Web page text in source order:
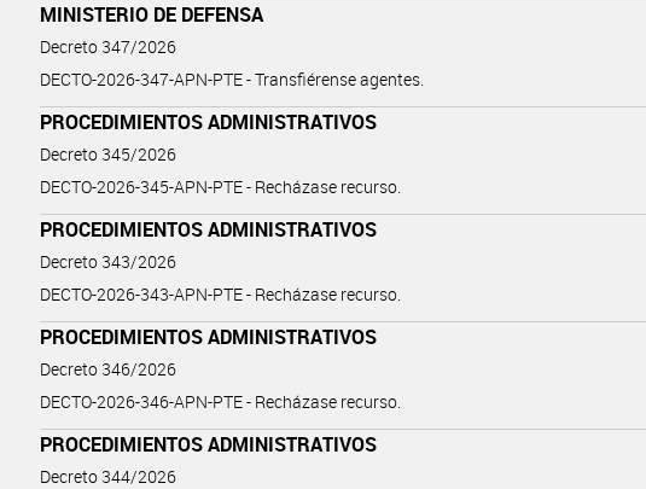
MINISTERIO DE DEFENSA
Decreto 347/2026
DECTO-2026-347-APN-PTE - Transfiérense agentes.
PROCEDIMIENTOS ADMINISTRATIVOS
Decreto 345/2026
DECTO-2026-345-APN-PTE - Recházase recurso.
PROCEDIMIENTOS ADMINISTRATIVOS
Decreto 343/2026
DECTO-2026-343-APN-PTE - Recházase recurso.
PROCEDIMIENTOS ADMINISTRATIVOS
Decreto 346/2026
DECTO-2026-346-APN-PTE - Recházase recurso.
PROCEDIMIENTOS ADMINISTRATIVOS
Decreto 344/2026